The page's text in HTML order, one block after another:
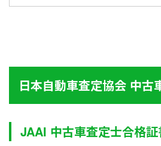
日本自動車査定協会 中古
JAAI 中古車査定士合格